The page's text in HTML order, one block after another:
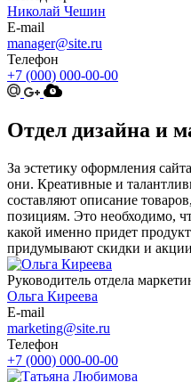
Николай Чешин
E-mail
manager@site.ru
Телефон
+7 (000) 000-00-00
Отдел дизайна и
За эстетику оформления
они. Креативные и
составляют описание
позициям. Это необходимо,
какой именно придет
придумывают скидки и
Руководитель отдела
Ольга Киреева
E-mail
marketing@site.ru
Телефон
+7 (000) 000-00-00